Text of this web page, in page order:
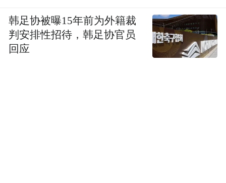
底盘方面，乐道L80采用前双叉臂后五连杆独
韩足协被曝15年前为外籍裁
判安排性招待，韩足协官员
回应